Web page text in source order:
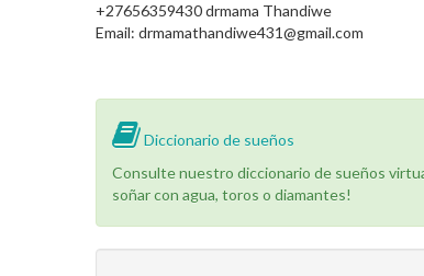
+27656359430 drmama Thandiwe
Email: drmamathandiwe431@gmail.com
Diccionario de sueños
Consulte nuestro diccionario de sueños
soñar con agua, toros o diamantes!